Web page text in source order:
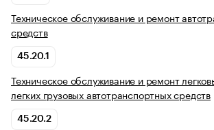
Техническое обслуживание и ремонт
средств
45.20.1
Техническое обслуживание и ремонт
легких грузовых автотранспортных средств
45.20.2